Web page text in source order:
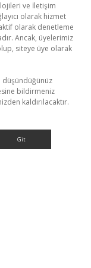
ve İletişim
olarak hizmet
olarak denetleme
Ancak, üyelerimiz
siteye üye olarak
düşündüğünüz
bildirmeniz
kaldırılacaktır.